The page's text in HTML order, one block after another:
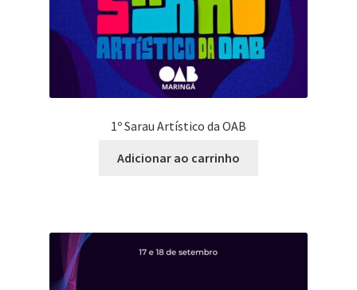
1º Sarau Artístico da OAB
Adicionar ao carrinho